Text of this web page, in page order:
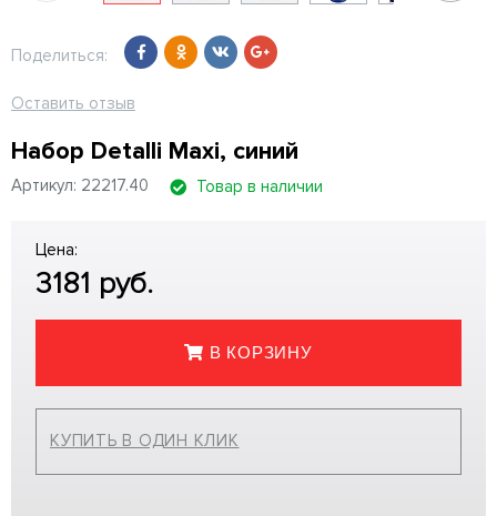
Поделиться:
Оставить отзыв
Набор Detalli Maxi, синий
Артикул: 22217.40 Товар в наличии
Цена:
3181 руб.
В КОРЗИНУ
КУПИТЬ В ОДИН КЛИК